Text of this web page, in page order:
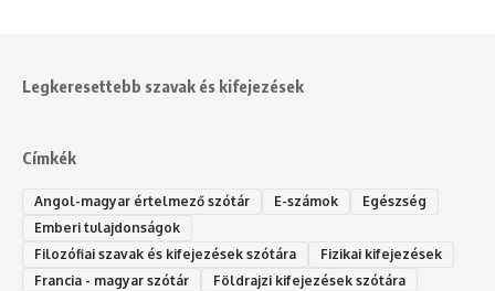
Legkeresettebb szavak és kifejezések
Címkék
Angol-magyar értelmező szótár E-számok
Egészség
Emberi tulajdonságok
Filozófiai szavak és kifejezések szótára
Fizikai kifejezések
Francia - magyar szótár
Földrajzi kifejezések szótára